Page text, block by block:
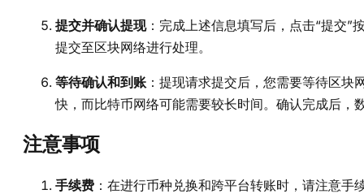
提交并确认提现：完成上述信息填写后，点击“提交”
提交至区块网络进行处理。
等待确认和到账 ：提现请求提交后，您需要等待区
快，而比特币网络可能需要较长时间。确认完成后，
注意事项
手续费 ：在进行币种兑换和跨平台转账时，请注意